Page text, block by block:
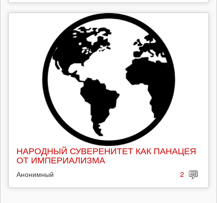
НАРОДНЫЙ СУВЕРЕНИТЕТ КАК ПАНАЦЕЯ
ОТ ИМПЕРИАЛИЗМА
Анонимный 2